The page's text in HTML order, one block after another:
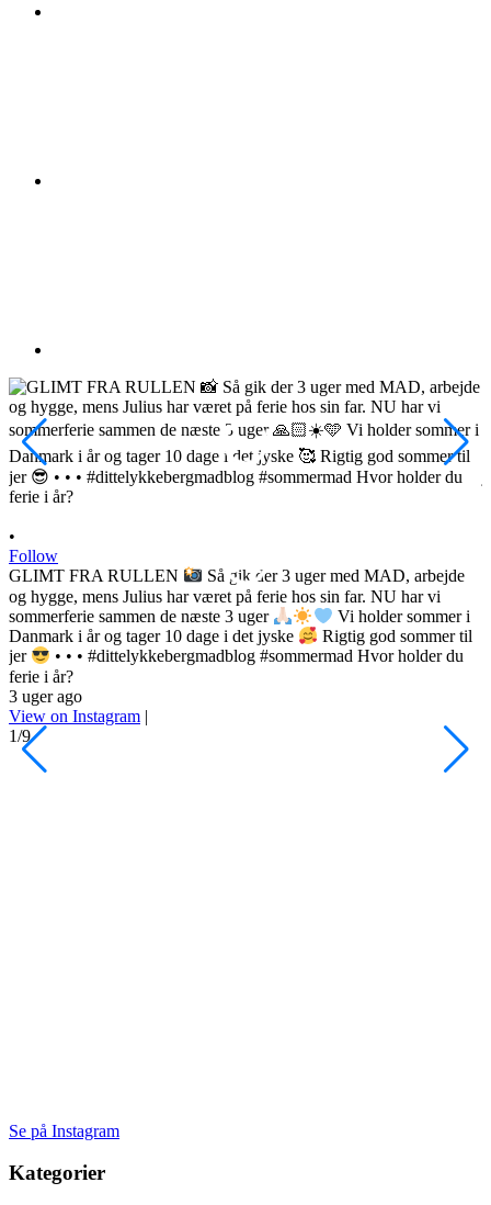
•
Follow
GLIMT FRA RULLEN
Så gik der 3 uger med MAD, arbejde
og hygge, mens Julius har været på ferie hos sin far. NU har vi
sommerferie sammen de næste 3 uger
Vi holder sommer i
Danmark i år og tager 10 dage i det jyske
Rigtig god sommer til
jer
• • • #dittelykkebergmadblog #sommermad Hvor holder du
ferie i år?
3 uger ago
View on Instagram |
1/9
Se på Instagram
Kategorier